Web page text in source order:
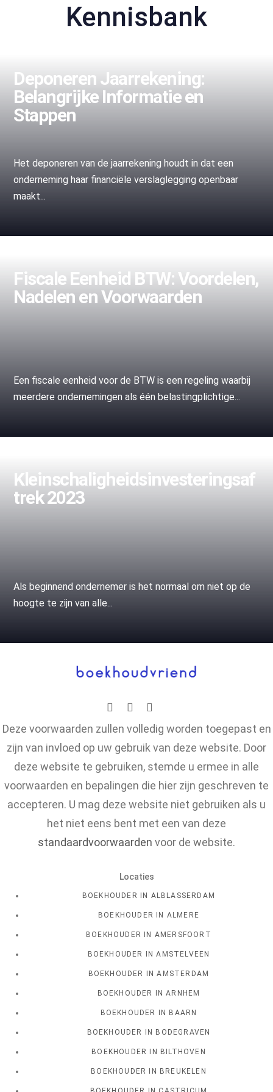
Kennisbank
Deponeren Jaarrekening:
Belangrijke Informatie en
Stappen
Het deponeren van de jaarrekening houdt in dat een
onderneming haar financiële verslaglegging openbaar
maakt...
Fiscale Eenheid BTW: Voordelen,
Nadelen en Voorwaarden
Een fiscale eenheid voor de BTW is een regeling waarbij
meerdere ondernemingen als één belastingplichtige...
Kleinschaligheidsinvesteringsaf
trek 2023
Als beginnend ondernemer is het normaal om niet op de
hoogte te zijn van alle...
Deze voorwaarden zullen volledig worden toegepast en
zijn van invloed op uw gebruik van deze website. Door
deze website te gebruiken, stemde u ermee in alle
voorwaarden en bepalingen die hier zijn geschreven te
accepteren. U mag deze website niet gebruiken als u
het niet eens bent met een van deze
standaardvoorwaarden voor de website.
Locaties
BOEKHOUDER IN ALBLASSERDAM
BOEKHOUDER IN ALMERE
BOEKHOUDER IN AMERSFOORT
BOEKHOUDER IN AMSTELVEEN
BOEKHOUDER IN AMSTERDAM
BOEKHOUDER IN ARNHEM
BOEKHOUDER IN BAARN
BOEKHOUDER IN BODEGRAVEN
BOEKHOUDER IN BILTHOVEN
BOEKHOUDER IN BREUKELEN